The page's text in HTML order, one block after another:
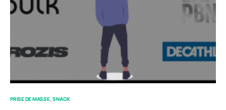
PRISE DE MASSE SNACK